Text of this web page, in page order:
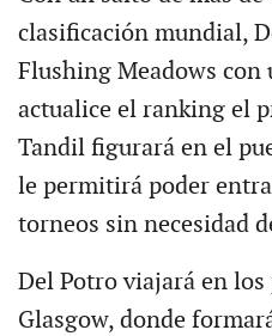
clasificación mundial,
Flushing Meadows con
actualice el ranking el
Tandil figurará en el
le permitirá poder
torneos sin necesidad
Del Potro viajará en
Glasgow, donde